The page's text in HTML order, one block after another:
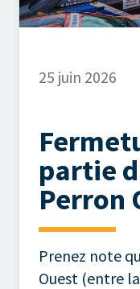
25 juin 2026
partie
Perron
Prenez note
Ouest (entre